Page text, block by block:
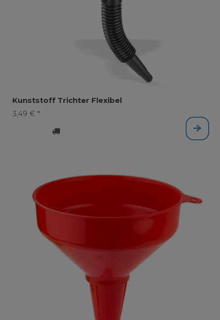
Kunststoff Trichter Flexibel
3,49 € *